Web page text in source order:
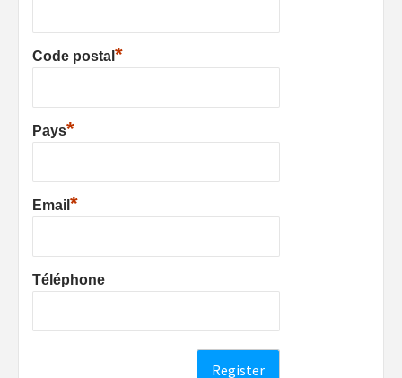
Code postal *
Pays*
Email *
Téléphone